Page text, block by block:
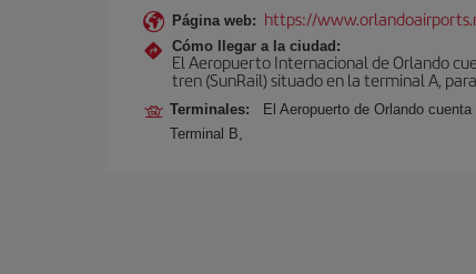
Página web: https://
Cómo llegar a la ciudad:
El Aeropuerto Internacional de Orlando
tren (SunRail) situado en la terminal A,
Terminales:
El Aeropuerto de Orlando
Terminal B,